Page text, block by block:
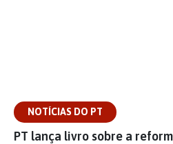
NOTÍCIAS DO PT
PT lança livro sobre a